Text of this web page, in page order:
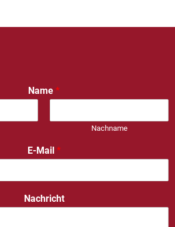
Name *
Nachname
E-Mail *
Nachricht